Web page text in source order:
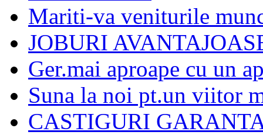
Mariti-va veniturile
JOBURI
Ger.mai aproape cu un
Suna la noi pt.un viitor
CASTIGURI